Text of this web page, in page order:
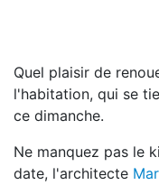
Mes trouvailles
Quel plaisir de
l'habitation, qui se
ce dimanche.
Ne manquez pas le
date, l'architecte